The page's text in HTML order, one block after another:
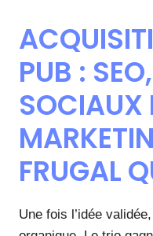
PUB :
SOCIAUX
FRUGAL
Une fois l’idée